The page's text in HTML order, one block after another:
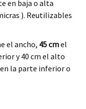
en baja o alta
). Reutilizables
el ancho, 45 cmel
y 40 cm el alto
la parte inferior o